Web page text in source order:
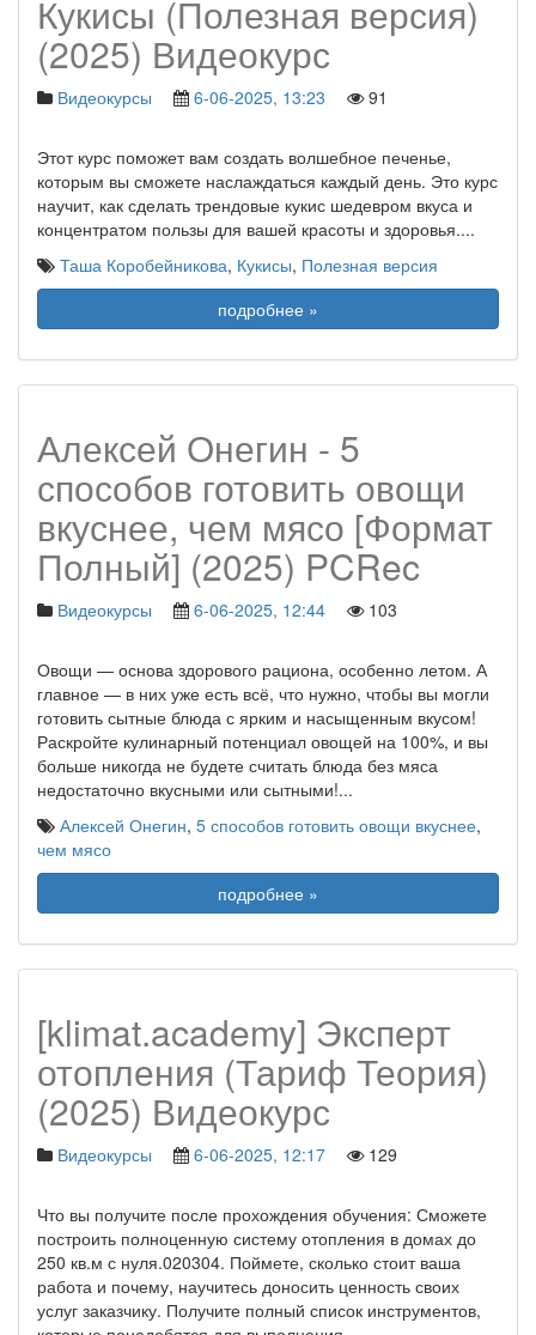
Кукисы (Полезная версия)
(2025) Видеокурс
Видеокурсы 6-06-2025, 13:23 91
Этот курс поможет вам создать волшебное печенье,
которым вы сможете наслаждаться каждый день. Это курс
научит, как сделать трендовые кукис шедевром вкуса и
концентратом пользы для вашей красоты и здоровья....
Таша Коробейникова, Кукисы, Полезная версия
подробнее »
Алексей Онегин - 5
способов готовить овощи
вкуснее, чем мясо [Формат
Полный] (2025) PCRec
Видеокурсы 6-06-2025, 12:44 103
Овощи — основа здорового рациона, особенно летом. А
главное — в них уже есть всё, что нужно, чтобы вы могли
готовить сытные блюда с ярким и насыщенным вкусом!
Раскройте кулинарный потенциал овощей на 100%, и вы
больше никогда не будете считать блюда без мяса
недостаточно вкусными или сытными!...
Алексей Онегин, 5 способов готовить овощи вкуснее,
чем мясо
подробнее »
[klimat.academy] Эксперт
отопления (Тариф Теория)
(2025) Видеокурс
Видеокурсы 6-06-2025, 12:17 129
Что вы получите после прохождения обучения: Сможете
построить полноценную систему отопления в домах до
250 кв.м с нуля.020304. Поймете, сколько стоит ваша
работа и почему, научитесь доносить ценность своих
услуг заказчику. Получите полный список инструментов,